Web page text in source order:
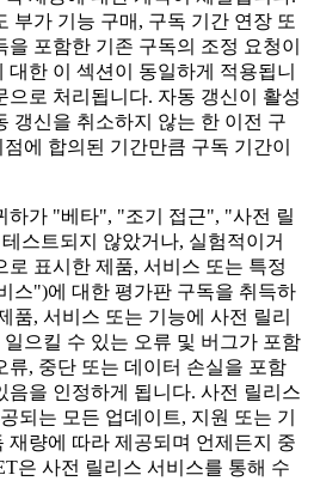
부가 기능 구매, 구독 기간 연장 또
포함한 기존 구독의 조정 요청이
대한 이 섹션이 동일하게 적용됩니
으로 처리됩니다. 자동 갱신이 활성
갱신을 취소하지 않는 한 이전 구
에 합의된 기간만큼 구독 기간이
하가 "베타", "조기 접근", "사전 릴
스트되지 않았거나, 실험적이거
로 표시한 제품, 서비스 또는 특정
스")에 대한 평가판 구독을 취득하
품, 서비스 또는 기능에 사전 릴리
으킬 수 있는 오류 및 버그가 포함
류, 중단 또는 데이터 손실을 포함
음을 인정하게 됩니다. 사전 릴리스
되는 모든 업데이트, 지원 또는 기
재량에 따라 제공되며 언제든지 중
은 사전 릴리스 서비스를 통해 수